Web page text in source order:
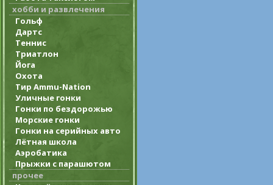
хобби и развлечения
Гольф
Дартс
Теннис
Триатлон
Йога
Охота
Тир Ammu-Nation
Уличные гонки
Гонки по бездорожью
Морские гонки
Гонки на серийных авто
Лётная школа
Аэробатика
Прыжки с парашютом
прочее